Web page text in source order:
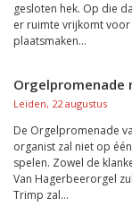
gesloten hek. Op die
er ruimte vrijkomt
plaatsmaken...
Orgelpromenade
Leiden, 22 augustus
De Orgelpromenade
organist zal niet op
spelen. Zowel de
Van Hagerbeerorgel
Trimp zal...